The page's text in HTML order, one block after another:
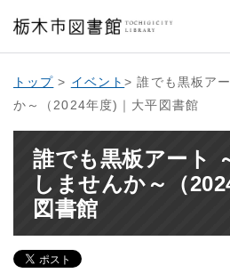
トップ > イベント> 誰でも黒板ア
か～（2024年度)｜大平図書館
誰でも黒板アート
しませんか～（
図書館